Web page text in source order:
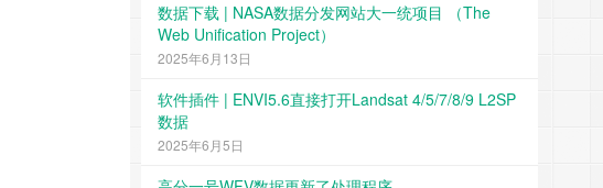
数据下载 | NASA数据分发网站大一统项目 （The
Web Unification Project）
2025年6月13日
软件插件 | ENVI5.6直接打开Landsat 4/5/7/8/9 L2SP
数据
2025年6月5日